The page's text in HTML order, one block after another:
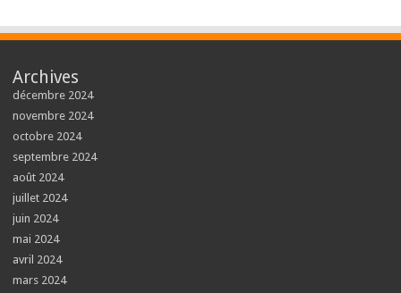
Archives
décembre 2024
novembre 2024
octobre 2024
septembre 2024
août 2024
juillet 2024
juin 2024
mai 2024
avril 2024
mars 2024